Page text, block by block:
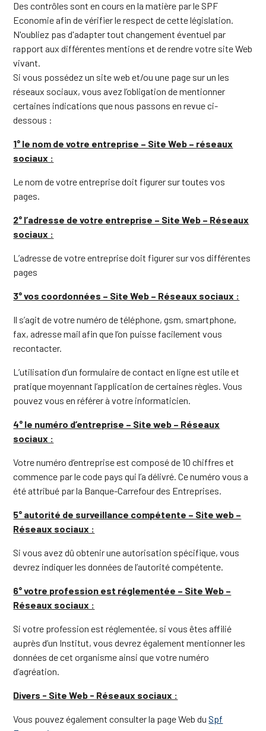
Des contrôles sont en cours en la matière par le SPF
Economie afin de vérifier le respect de cette législation.
N'oubliez pas d'adapter tout changement éventuel par
rapport aux différentes mentions et de rendre votre site Web
vivant.
Si vous possédez un site web et/ou une page sur un les
réseaux sociaux, vous avez l’obligation de mentionner
certaines indications que nous passons en revue ci-
dessous :
1° le nom de votre entreprise – Site Web – réseaux
sociaux :
Le nom de votre entreprise doit figurer sur toutes vos
pages.
2° l’adresse de votre entreprise – Site Web – Réseaux
sociaux :
L’adresse de votre entreprise doit figurer sur vos différentes
pages
3° vos coordonnées – Site Web – Réseaux sociaux :
Il s’agit de votre numéro de téléphone, gsm, smartphone,
fax, adresse mail afin que l’on puisse facilement vous
recontacter.
L’utilisation d’un formulaire de contact en ligne est utile et
pratique moyennant l’application de certaines règles. Vous
pouvez vous en référer à votre informaticien.
4° le numéro d’entreprise – Site web – Réseaux
sociaux :
Votre numéro d’entreprise est composé de 10 chiffres et
commence par le code pays qui l’a délivré. Ce numéro vous a
été attribué par la Banque-Carrefour des Entreprises.
5° autorité de surveillance compétente – Site web –
Réseaux sociaux :
Si vous avez dû obtenir une autorisation spécifique, vous
devrez indiquer les données de l’autorité compétente.
6° votre profession est réglementée – Site Web –
Réseaux sociaux :
Si votre profession est réglementée, si vous êtes affilié
auprès d’un Institut, vous devrez également mentionner les
données de cet organisme ainsi que votre numéro
d’agréation.
Divers - Site Web - Réseaux sociaux :
Vous pouvez également consulter la page Web duSpf